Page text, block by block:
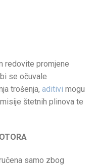
redovite promjene
se očuvale
trošenja, aditivi mogu
štetnih plinova te
samo zbog